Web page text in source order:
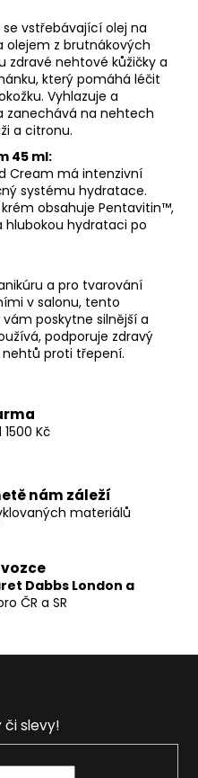
vstřebávající olej na
olejem z brutnákových
zdravé nehtové kůžičky a
který pomáhá léčit
Vyhlazuje a
zanechává na nehtech
a citronu.
45 ml:
Cream má intenzivní
systému hydratace.
obsahuje Pentavitin™,
hydrataci po
a pro tvarování
v salonu, tento
poskytne silnější a
podporuje zdravý
proti třepení.
Kč
nám záleží
materiálů
Dabbs London a
ČR a SR
či slevy!